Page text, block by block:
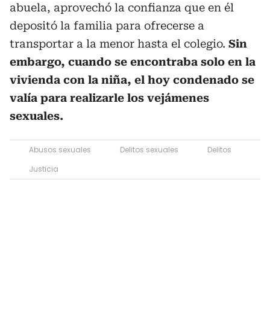
abuela, aprovechó la confianza que en él
depositó la familia para ofrecerse a
transportar a la menor hasta el colegio. Sin
embargo, cuando se encontraba solo en la
vivienda con la niña, el hoy condenado se
valía para realizarle los vejámenes
sexuales.
Abusos sexuales Delitos sexuales
Delitos
Justicia